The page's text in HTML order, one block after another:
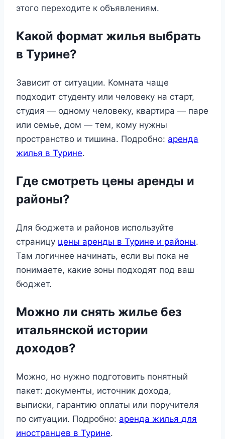
этого переходите к объявлениям.
Какой формат жилья выбрать
в Турине?
Зависит от ситуации. Комната чаще
подходит студенту или человеку на старт,
студия — одному человеку, квартира — паре
или семье, дом — тем, кому нужны
пространство и тишина. Подробно: аренда
жилья в Турине.
Где смотреть цены аренды и
районы?
Для бюджета и районов используйте
страницу цены аренды в Турине и районы.
Там логичнее начинать, если вы пока не
понимаете, какие зоны подходят под ваш
бюджет.
Можно ли снять жилье без
итальянской истории
доходов?
Можно, но нужно подготовить понятный
пакет: документы, источник дохода,
выписки, гарантию оплаты или поручителя
по ситуации. Подробно: аренда жилья для
иностранцев в Турине.